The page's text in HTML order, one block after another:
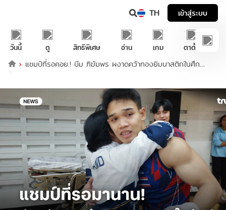
TH เข้าสู่ระบบ
วันนี้ ดู สิทธิพิเศษ อ่าน เกม ตาตั้ง
แชมป์ที่รอคอย.! บีม ฑิฆัมพร ผงาดคว้าทองยิมนาสติกในศึก
ซีเกมส์ 2025